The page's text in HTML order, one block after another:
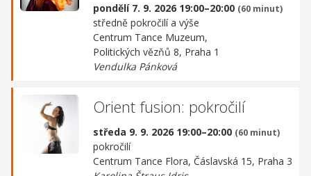
pondělí 7. 9. 2026 19:00–20:00 (60 minut)
středně pokročilí a výše
Centrum Tance Muzeum,
Politických vězňů 8, Praha 1
Vendulka Pánková
Orient fusion: pokročilí
středa 9. 9. 2026 19:00–20:00 (60 minut)
pokročilí
Centrum Tance Flora, Čáslavská 15, Praha 3